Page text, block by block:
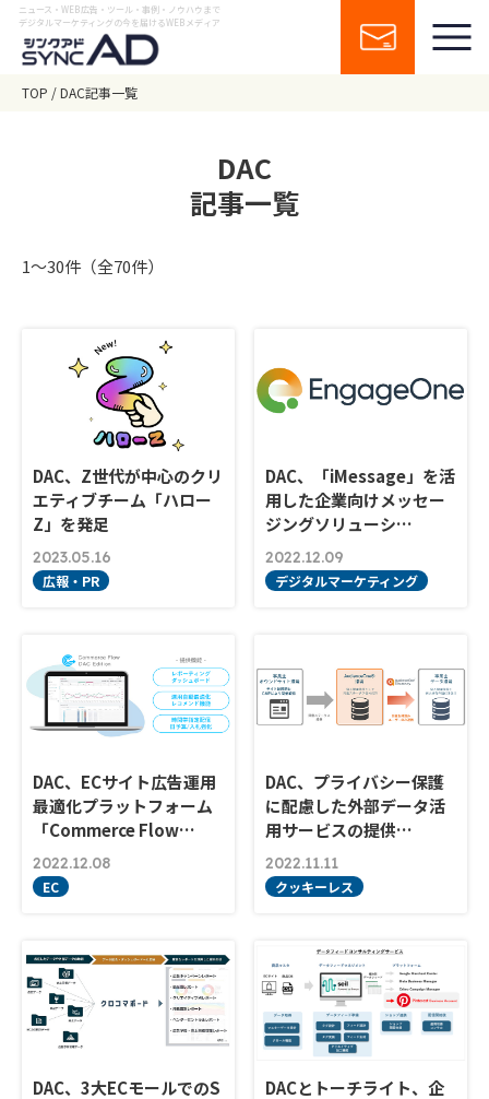
ニュース・WEB広告・ツール・事例・ノウハウまで
デジタルマーケティングの今を届けるWEBメディア
TOP DAC記事一覧
DAC
記事一覧
1〜30件（全70件）
DAC、Z世代が中心のクリ
エティブチーム「ハロー
Z」を発足
2023.05.16
広報・PR
DAC、「iMessage」を活
用した企業向けメッセー
ジングソリューシ…
2022.12.09
デジタルマーケティング
DAC、ECサイト広告運用
最適化プラットフォーム
「Commerce Flow…
2022.12.08
EC
DAC、プライバシー保護
に配慮した外部データ活
用サービスの提供…
2022.11.11
クッキーレス
DAC、3大ECモールでのS
DACとトーチライト、企